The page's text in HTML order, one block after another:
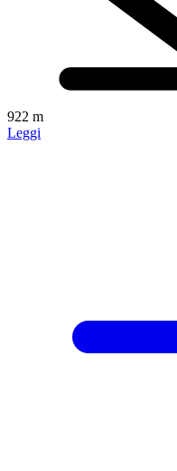
922 m
Leggi